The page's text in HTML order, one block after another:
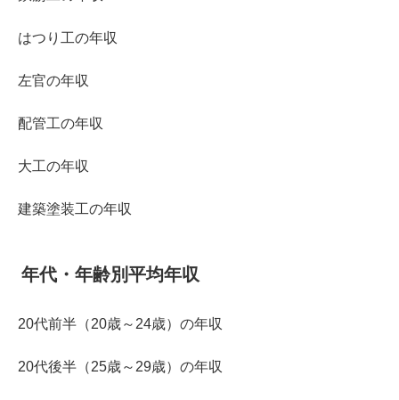
はつり工の年収
左官の年収
配管工の年収
大工の年収
建築塗装工の年収
年代・年齢別平均年収
20代前半（20歳～24歳）の年収
20代後半（25歳～29歳）の年収